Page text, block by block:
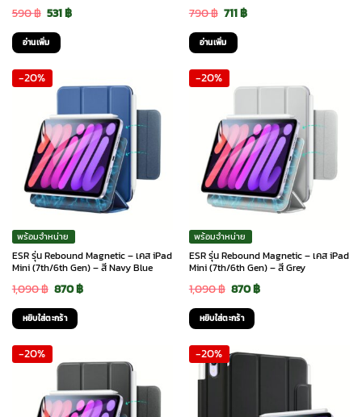
590฿ Original
price
was:
531฿Current
อ่านเพิ่ม
790฿ Original
price
was:
711฿Current
อ่านเพิ่ม
-20%
พร้อมจำหน่าย
ESR รุ่น Rebound Magnetic – เคส iPad
Mini (7th/6th Gen) – สี Navy Blue
1,090฿ Original
price
was:
870฿Current
หยิบใส่ตะกร้า
-20%
พร้อมจำหน่าย
ESR รุ่น Rebound Magnetic – เคส iPad
Mini (7th/6th Gen) – สี Grey
1,090฿ Original
price
was:
1,090 ฿.
870฿Current
870 ฿.
หยิบใส่ตะกร้า
-20% -20%